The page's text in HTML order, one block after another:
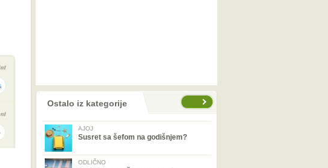
Ostalo iz kategorije
AJOJ
Susret sa šefom na godišnjem?
ODLIČNO